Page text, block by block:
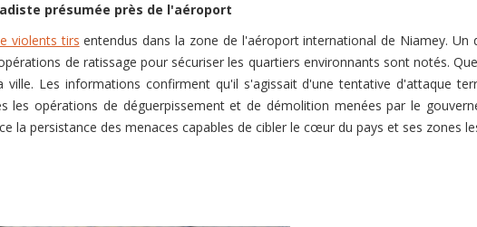
présumée près de l'aéroport
violents tirs entendus dans la zone de l'aéroport international de Niamey.
de ratissage pour sécuriser les quartiers environnants sont notés.
Les informations confirment qu'il s'agissait d'une tentative d'attaque
les opérations de déguerpissement et de démolition menées par le
la persistance des menaces capables de cibler le cœur du pays et ses zones